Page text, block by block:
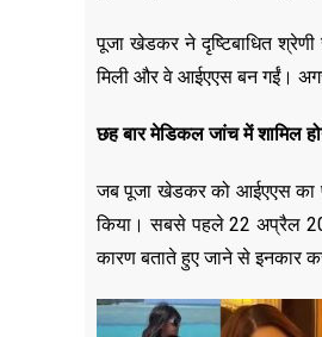
पूजा खेडकर ने दृष्टिबाधित
मिली और वे आईएएस बन गईं।
छह बार मेडिकल जांच में शामिल
जब पूजा खेडकर को आईएएस का
किया। सबसे पहले 22 अप्रैल
कारण बताते हुए जाने से इनकार